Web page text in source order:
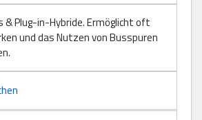
& Plug-in-Hybride. Ermöglicht oft
und das Nutzen von Busspuren